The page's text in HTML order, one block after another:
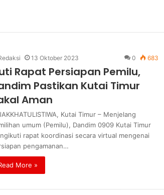
13 Oktober 2023 0 683
Rapat Persiapan Pemilu,
Pastikan Kutai Timur
Aman
Kutai Timur – Menjelang
umum (Pemilu), Dandim 0909 Kutai Timur
rapat koordinasi secara virtual mengenai
pengamanan…
More »